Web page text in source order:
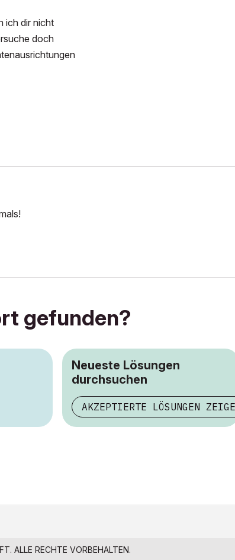
ich dir nicht
doch
gefunden?
Neueste Lösungen
durchsuchen
AKZEPTIERTE LÖSUNGEN
ALLE RECHTE VORBEHALTEN.